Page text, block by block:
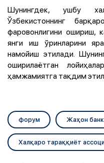
Шунингдек, ушбу
Ўзбекистоннинг
фаровонлигини ошириш,
янги иш ўринларини
намойиш этилади.
оширилаётган
ҳамжамиятга тақдим
форум Жаҳон
Халқаро тараққиёт